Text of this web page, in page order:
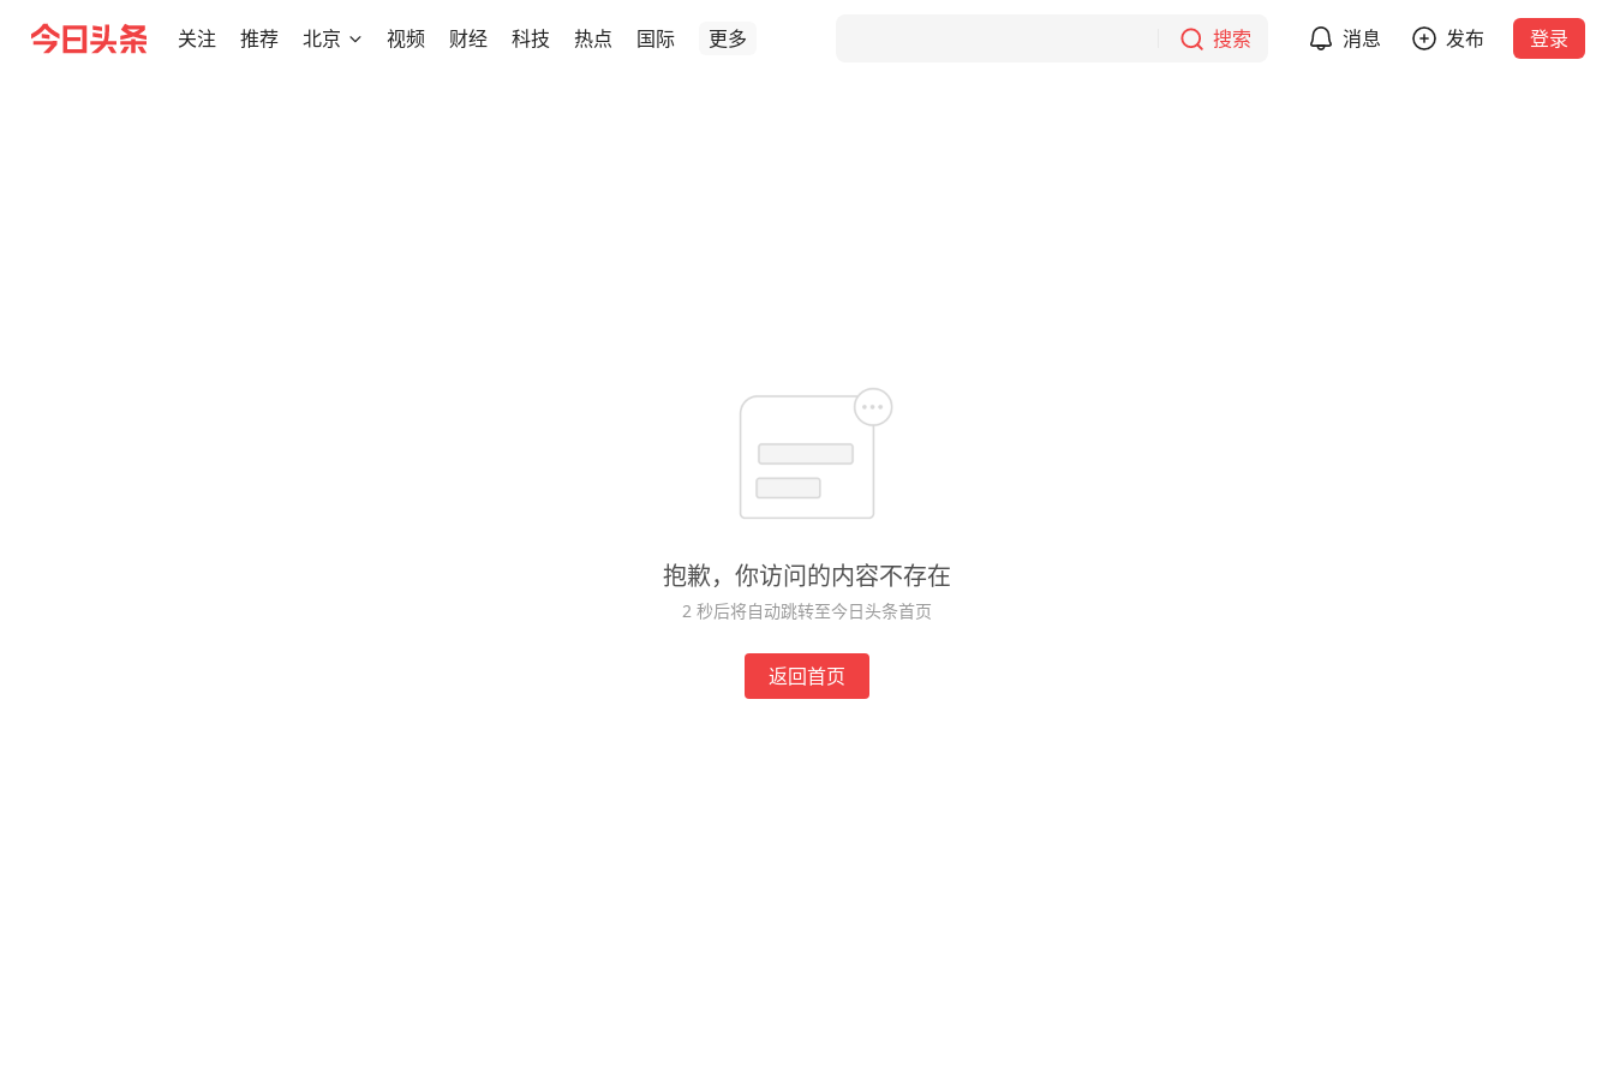
关注 推荐 北京 视频 财经 科技 热点 国际 更多 搜索 消息 发布 登录
抱歉，你访问的内容不存在
2 秒后将自动跳转至今日头条首页
返回首页